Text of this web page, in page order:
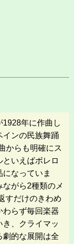
年に作曲し
インの民族舞踊
からも明確にス
いえばボレロ
なっていま
がら2種類のメ
すだけのきわめ
わらず毎回楽器
、クライマッ
劇的な展開は全